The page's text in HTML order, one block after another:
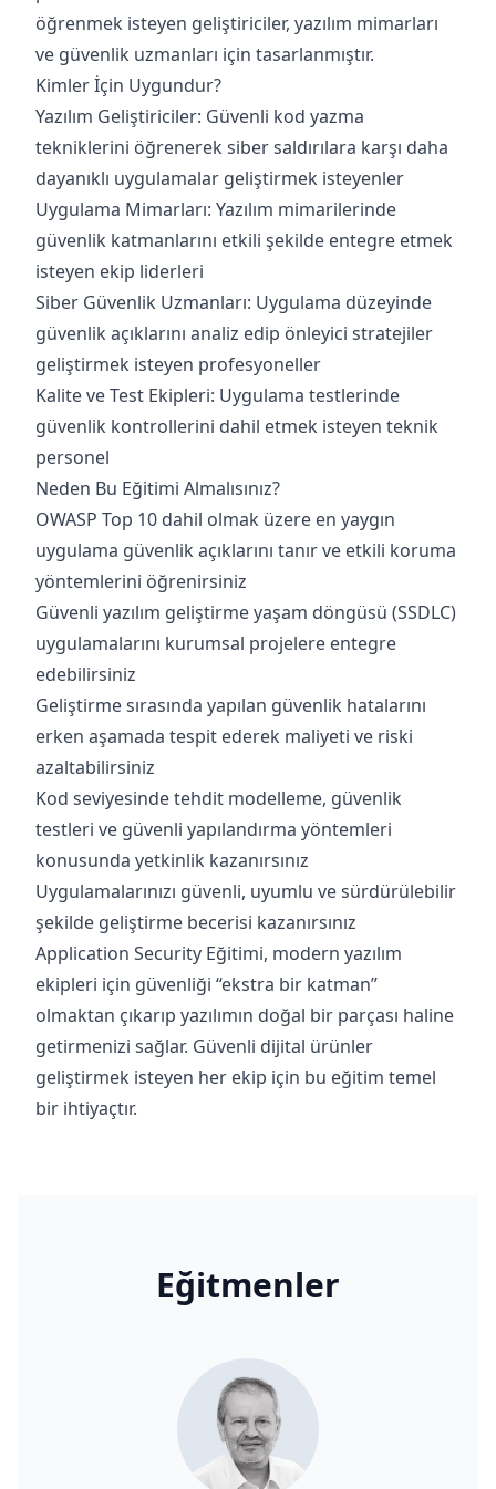
öğrenmek isteyen geliştiriciler, yazılım mimarları
ve güvenlik uzmanları için tasarlanmıştır.
Kimler İçin Uygundur?
Yazılım Geliştiriciler: Güvenli kod yazma
tekniklerini öğrenerek siber saldırılara karşı daha
dayanıklı uygulamalar geliştirmek isteyenler
Uygulama Mimarları: Yazılım mimarilerinde
güvenlik katmanlarını etkili şekilde entegre etmek
isteyen ekip liderleri
Siber Güvenlik Uzmanları: Uygulama düzeyinde
güvenlik açıklarını analiz edip önleyici stratejiler
geliştirmek isteyen profesyoneller
Kalite ve Test Ekipleri: Uygulama testlerinde
güvenlik kontrollerini dahil etmek isteyen teknik
personel
Neden Bu Eğitimi Almalısınız?
OWASP Top 10 dahil olmak üzere en yaygın
uygulama güvenlik açıklarını tanır ve etkili koruma
yöntemlerini öğrenirsiniz
Güvenli yazılım geliştirme yaşam döngüsü (SSDLC)
uygulamalarını kurumsal projelere entegre
edebilirsiniz
Geliştirme sırasında yapılan güvenlik hatalarını
erken aşamada tespit ederek maliyeti ve riski
azaltabilirsiniz
Kod seviyesinde tehdit modelleme, güvenlik
testleri ve güvenli yapılandırma yöntemleri
konusunda yetkinlik kazanırsınız
Uygulamalarınızı güvenli, uyumlu ve sürdürülebilir
şekilde geliştirme becerisi kazanırsınız
Application Security Eğitimi, modern yazılım
ekipleri için güvenliği “ekstra bir katman”
olmaktan çıkarıp yazılımın doğal bir parçası haline
getirmenizi sağlar. Güvenli dijital ürünler
geliştirmek isteyen her ekip için bu eğitim temel
bir ihtiyaçtır.
Eğitmenler